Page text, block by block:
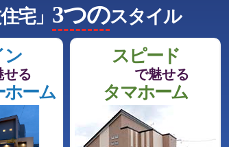
宅」 3つのスタイル
ン
せる
ホーム
スピード
で魅せる
タマホーム